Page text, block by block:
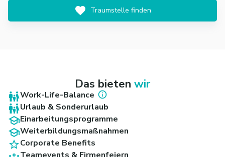
Traumstelle finden
Das bieten wir
Work-Life-Balance
Urlaub & Sonderurlaub
Einarbeitungsprogramme
Weiterbildungsmaßnahmen
Corporate Benefits